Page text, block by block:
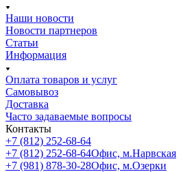
Наши новости
Новости партнеров
Статьи
Информация
Оплата товаров и услуг
Самовывоз
Доставка
Часто задаваемые вопросы
Контакты
+7 (812) 252-68-64
+7 (812) 252-68-64Офис, м.Нарвская
+7 (981) 878-30-28Офис, м.Озерки